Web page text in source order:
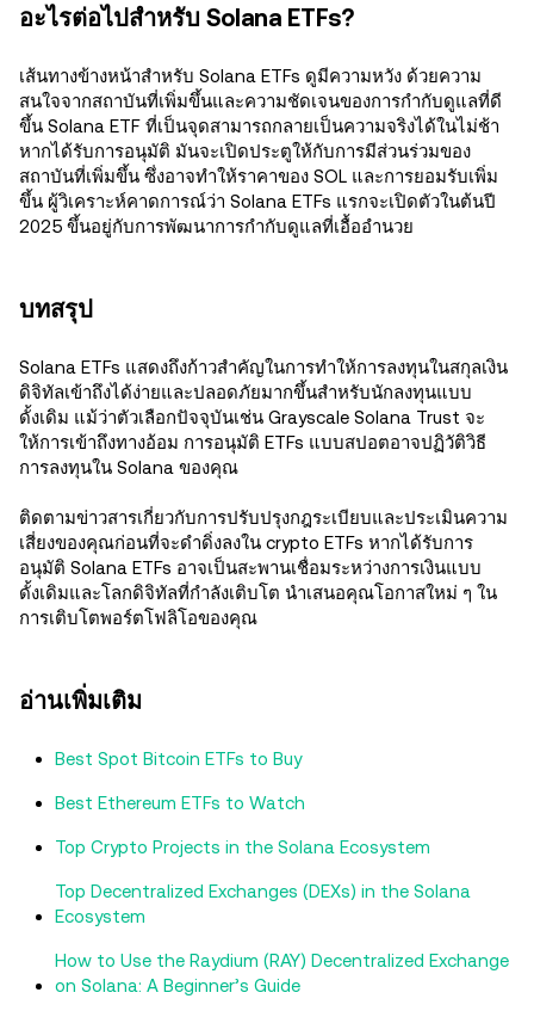
อะไรต่อไปสำหรับ Solana ETFs?
เส้นทางข้างหน้าสำหรับ Solana ETFs ดูมีความหวัง ด้วยความ
สนใจจากสถาบันที่เพิ่มขึ้นและความชัดเจนของการกำกับดูแลที่ดี
ขึ้น Solana ETF ที่เป็นจุดสามารถกลายเป็นความจริงได้ในไม่ช้า
หากได้รับการอนุมัติ มันจะเปิดประตูให้กับการมีส่วนร่วมของ
สถาบันที่เพิ่มขึ้น ซึ่งอาจทำให้ราคาของ SOL และการยอมรับเพิ่ม
ขึ้น ผู้วิเคราะห์คาดการณ์ว่า Solana ETFs แรกจะเปิดตัวในต้นปี
2025 ขึ้นอยู่กับการพัฒนาการกำกับดูแลที่เอื้ออำนวย
บทสรุป
Solana ETFs แสดงถึงก้าวสำคัญในการทำให้การลงทุนในสกุลเงิน
ดิจิทัลเข้าถึงได้ง่ายและปลอดภัยมากขึ้นสำหรับนักลงทุนแบบ
ดั้งเดิม แม้ว่าตัวเลือกปัจจุบันเช่น Grayscale Solana Trust จะ
ให้การเข้าถึงทางอ้อม การอนุมัติ ETFs แบบสปอตอาจปฏิวัติวิธี
การลงทุนใน Solana ของคุณ
ติดตามข่าวสารเกี่ยวกับการปรับปรุงกฎระเบียบและประเมินความ
เสี่ยงของคุณก่อนที่จะดำดิ่งลงใน crypto ETFs หากได้รับการ
อนุมัติ Solana ETFs อาจเป็นสะพานเชื่อมระหว่างการเงินแบบ
ดั้งเดิมและโลกดิจิทัลที่กำลังเติบโต นำเสนอคุณโอกาสใหม่ ๆ ใน
การเติบโตพอร์ตโฟลิโอของคุณ
อ่านเพิ่มเติม
Best Spot Bitcoin ETFs to Buy
Best Ethereum ETFs to Watch
Top Crypto Projects in the Solana Ecosystem
Top Decentralized Exchanges (DEXs) in the Solana
Ecosystem
How to Use the Raydium (RAY) Decentralized Exchange
on Solana: A Beginner’s Guide